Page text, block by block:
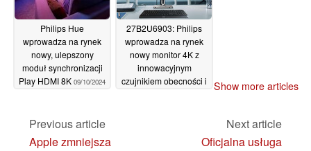
Philips Hue
wprowadza na rynek
nowy, ulepszony
moduł synchronizacji
Play HDMI 8K 09/10/2024
27B2U6903: Philips
wprowadza na rynek
nowy monitor 4K z
innowacyjnym
czujnikiem obecności i
Show more articles
Previous article
Apple zmniejsza
Next article
Oficjalna usługa